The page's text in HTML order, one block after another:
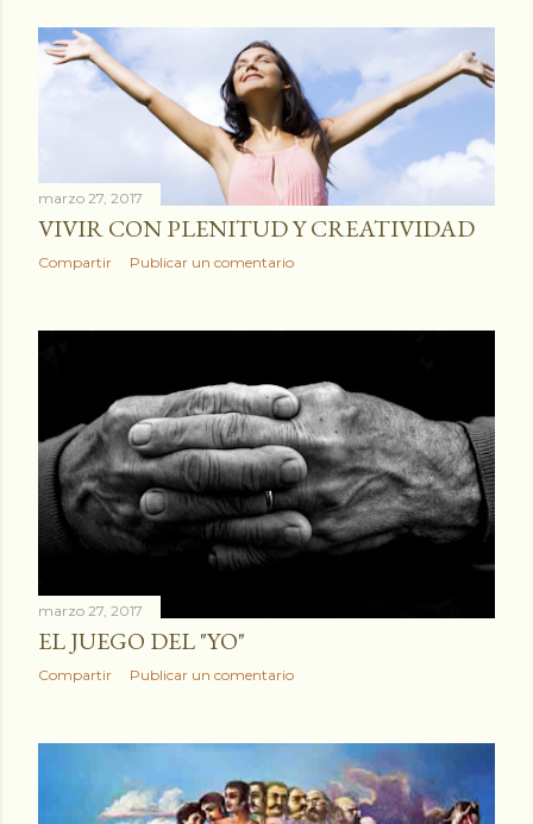
marzo 27, 2017
VIVIR CON PLENITUD Y CREATIVIDAD
Compartir Publicar un comentario
marzo 27, 2017
EL JUEGO DEL "YO"
Compartir Publicar un comentario